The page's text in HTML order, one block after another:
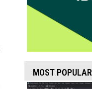
MOST POPULAR